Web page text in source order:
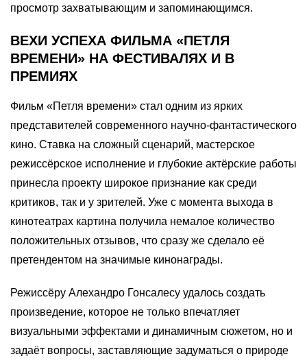
просмотр захватывающим и запоминающимся.
ВЕХИ УСПЕХА ФИЛЬМА «ПЕТЛЯ
ВРЕМЕНИ» НА ФЕСТИВАЛЯХ И В
ПРЕМИЯХ
Фильм «Петля времени» стал одним из ярких
представителей современного научно-фантастического
кино. Ставка на сложный сценарий, мастерское
режиссёрское исполнение и глубокие актёрские работы
принесла проекту широкое признание как среди
критиков, так и у зрителей. Уже с момента выхода в
кинотеатрах картина получила немалое количество
положительных отзывов, что сразу же сделало её
претендентом на значимые кинонаграды.
Режиссёру Алехандро Гонсалесу удалось создать
произведение, которое не только впечатляет
визуальными эффектами и динамичным сюжетом, но и
задаёт вопросы, заставляющие задуматься о природе